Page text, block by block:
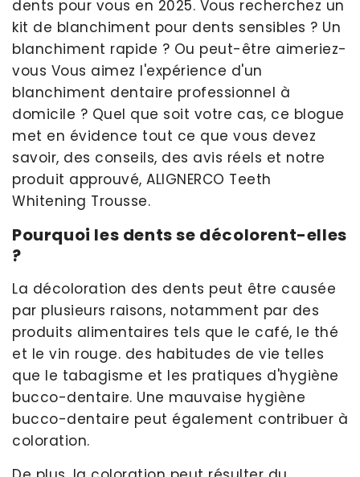
dents pour vous en 2025. Vous recherchez un
kit de blanchiment pour dents sensibles ? Un
blanchiment rapide ? Ou peut-être aimeriez-
vous Vous aimez l'expérience d'un
blanchiment dentaire professionnel à
domicile ? Quel que soit votre cas, ce blogue
met en évidence tout ce que vous devez
savoir, des conseils, des avis réels et notre
produit approuvé, ALIGNERCO Teeth
Whitening Trousse.
Pourquoi les dents se décolorent-elles
?
La décoloration des dents peut être causée
par plusieurs raisons, notamment par des
produits alimentaires tels que le café, le thé
et le vin rouge. des habitudes de vie telles
que le tabagisme et les pratiques d'hygiène
bucco-dentaire. Une mauvaise hygiène
bucco-dentaire peut également contribuer à
coloration.